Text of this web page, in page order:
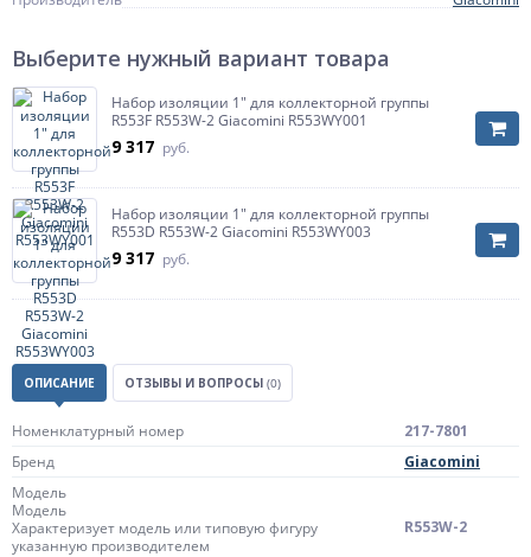
Выберите нужный вариант товара
Набор изоляции 1" для коллекторной группы
R553F R553W-2 Giacomini R553WY001
9 317 руб.
Набор изоляции 1" для коллекторной группы
R553D R553W-2 Giacomini R553WY003
9 317 руб.
ОПИСАНИЕ ОТЗЫВЫ И ВОПРОСЫ (0)
Номенклатурный номер
217-7801
Бренд
Giacomini
Модель
Модель
Характеризует модель или типовую фигуру
указанную производителем
R553W-2